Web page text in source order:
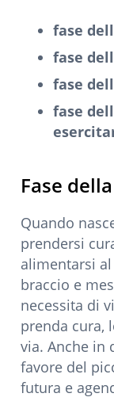
fase
fase
fase
fase
Fase
Quando
prendersi
alimentarsi
braccio e
necessita di
prenda cura,
via. Anche in
favore del
futura e